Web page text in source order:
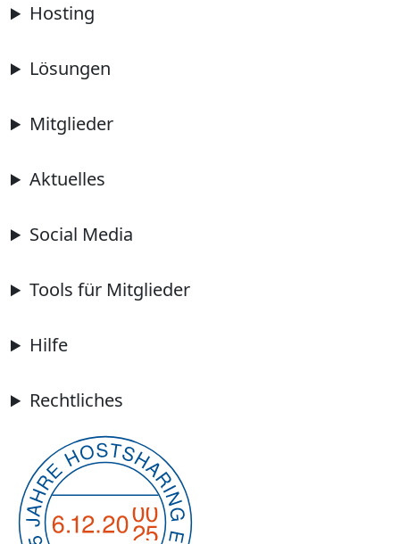
Hosting
Lösungen
Mitglieder
Aktuelles
Social Media
Tools für Mitglieder
Hilfe
Rechtliches